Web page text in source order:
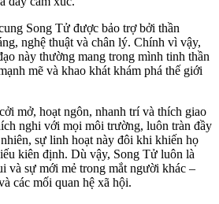
Song Tử được bảo trợ bởi thần
nghệ thuật và chân lý. Chính vì vậy,
này thường mang trong mình tinh thần
mẽ và khao khát khám phá thế giới
mở, hoạt ngôn, nhanh trí và thích giao
nghi với mọi môi trường, luôn tràn đầy
sự linh hoạt này đôi khi khiến họ
kiên định. Dù vậy, Song Tử luôn là
và sự mới mẻ trong mắt người khác –
các mối quan hệ xã hội.